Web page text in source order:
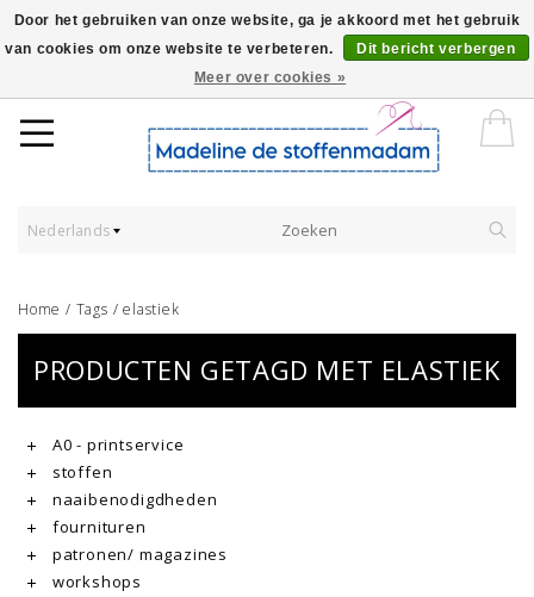
Worldwide Shipping - Onze stoffen worden verkocht per 10 cm.
Nederlands
Home / Tags /elastiek
PRODUCTEN GETAGD MET ELASTIEK
A0 - printservice
stoffen
naaibenodigdheden
fournituren
patronen/ magazines
workshops
Door het gebruiken van onze website, ga je akkoord met het gebruik
van cookies om onze website te verbeteren.
Dit bericht verbergen
Meer over cookies »